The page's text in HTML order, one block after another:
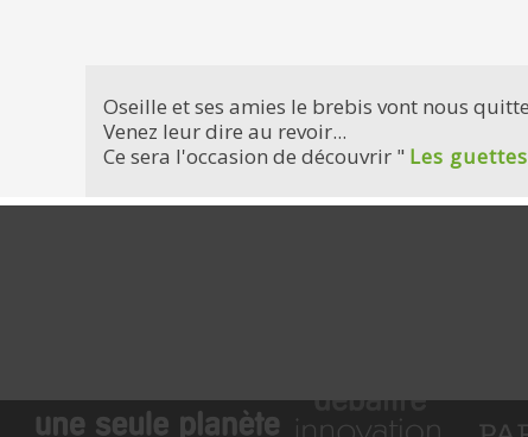
Oseille et ses amies le brebis vont nous
Venez leur dire au revoir...
Ce sera l'occasion de découvrir " Les